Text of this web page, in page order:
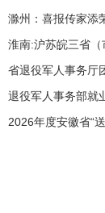
教育
滁州：喜报传家添
淮南:沪苏皖三省（
促新格局
省退役军人事务厅
服务活动
退役军人事务部就
2026年度安徽省“